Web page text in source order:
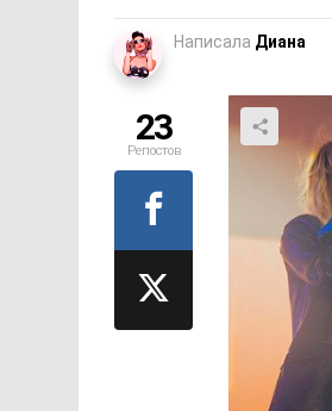
Написала Диана
23
Репостов